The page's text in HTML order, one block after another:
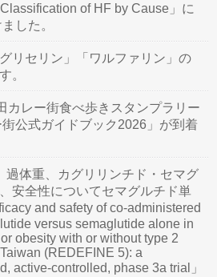
of HF by Cause」に
した。
リセリン」「ワルファリン」の
。
カレー街食べ歩きスタンプラリー
公式ガイドブック2026」が到着
過体重、カグリリンチド・セマグ
安全性についてセマグルチド単
and safety of co-administered
versus semaglutide alone in
obesity with or without type 2
(REDEFINE 5): a
active-controlled, phase 3a trial」